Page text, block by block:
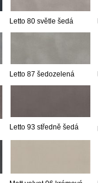
Letto 80 světle šedá
Letto 87 šedozelená
Letto 93 středně šedá